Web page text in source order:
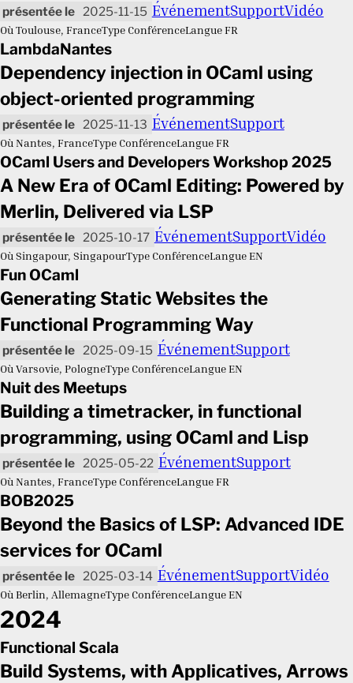
2025-11-15 ÉvénementSupportVidéo
Où Toulouse, FranceType ConférenceLangueFR
LambdaNantes
Dependency injection in OCaml using
object-oriented programming
2025-11-13 ÉvénementSupport
Où Nantes, FranceType ConférenceLangueFR
OCaml Users and Developers Workshop 2025
A New Era of OCaml Editing: Powered by
Merlin, Delivered via LSP
2025-10-17 ÉvénementSupportVidéo
Où Singapour, SingapourType ConférenceLangueEN
Fun OCaml
Generating Static Websites the
Functional Programming Way
2025-09-15 ÉvénementSupport
Où Varsovie, PologneType ConférenceLangueEN
Nuit des Meetups
Building a timetracker, in functional
programming, using OCaml and Lisp
2025-05-22 ÉvénementSupport
Où Nantes, FranceType ConférenceLangueFR
BOB2025
Beyond the Basics of LSP: Advanced IDE
services for OCaml
2025-03-14 ÉvénementSupportVidéo
Où Berlin, AllemagneType ConférenceLangueEN
2024
Functional Scala
Build Systems, with Applicatives, Arrows